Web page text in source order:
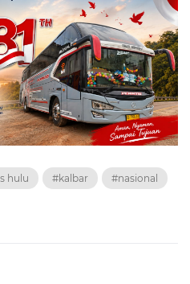
hulu #kalbar #nasional